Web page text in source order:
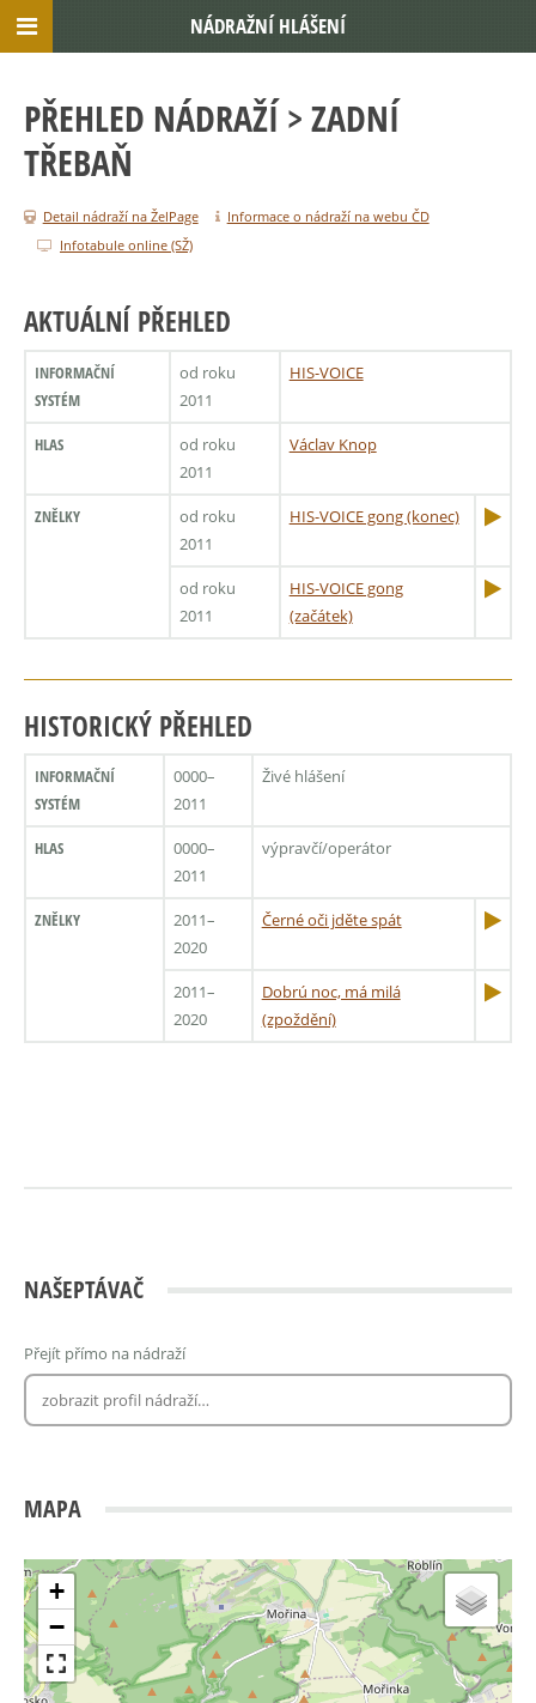
PŘEHLED NÁDRAŽÍ > ZADNÍ
TŘEBAŇ
Detail nádraží na ŽelPage
Informace o nádraží na webu ČD
Infotabule online (SŽ)
AKTUÁLNÍ PŘEHLED
INFORMAČNÍ
SYSTÉM
od roku
2011
HIS-VOICE
HLAS
od roku
2011
Václav Knop
ZNĚLKY
od roku
2011
HIS-VOICE gong (konec)
od roku
2011
HIS-VOICE gong
(začátek)
HISTORICKÝ PŘEHLED
INFORMAČNÍ
SYSTÉM
0000–
2011
Živé hlášení
HLAS
0000–
2011
výpravčí/operátor
ZNĚLKY
2011–
2020
Černé oči jděte spát
2011–
2020
Dobrú noc, má milá
(zpoždění)
NAŠEPTÁVAČ
Přejít přímo na nádraží
MAPA
+
−
NÁDRAŽNÍ HLÁŠENÍ